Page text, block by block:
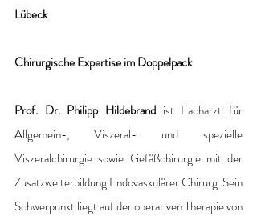
Lübeck.
Chirurgische Expertise im Doppelpack
Prof. Dr. Philipp Hildebrand ist Facharzt für
Allgemein-, Viszeral- und spezielle
Viszeralchirurgie sowie Gefäßchirurgie mit der
Zusatzweiterbildung Endovaskulärer Chirurg. Sein
Schwerpunkt liegt auf der operativen Therapie von